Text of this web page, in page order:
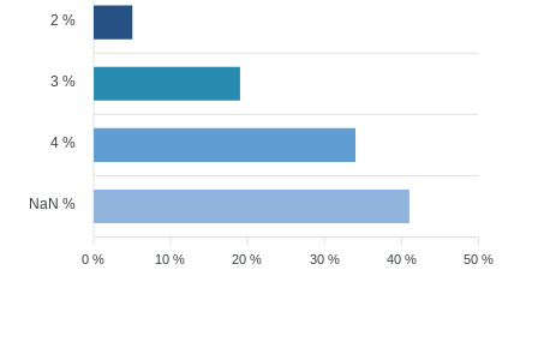
2 %
3 %
4 %
NaN %
50 %
40 %
30 %
20 %
10 %
0 %